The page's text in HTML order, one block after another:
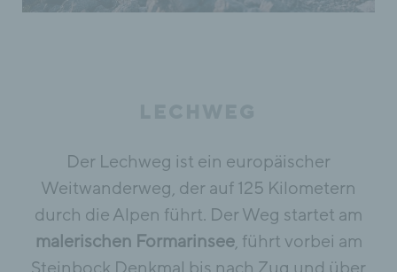
Der Lechweg ist ein europäischer
Weitwanderweg, der auf 125 Kilometern
durch die Alpen führt. Der Weg startet am
malerischen Formarinsee, führt vorbei am